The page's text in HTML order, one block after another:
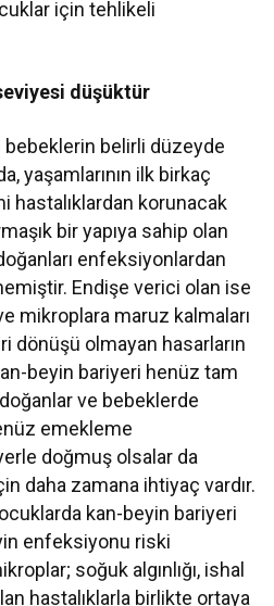
için tehlikeli
düşüktür
belirli düzeyde
yaşamlarının ilk birkaç
hastalıklardan korunacak
bir yapıya sahip olan
enfeksiyonlardan
Endişe verici olan ise
mikroplara maruz kalmaları
dönüşü olmayan hasarların
beyin bariyeri henüz tam
ve bebeklerde
emekleme
doğmuş olsalar da
daha zamana ihtiyaç vardır.
kan-beyin bariyeri
enfeksiyonu riski
soğuk algınlığı, ishal
hastalıklarla birlikte ortaya